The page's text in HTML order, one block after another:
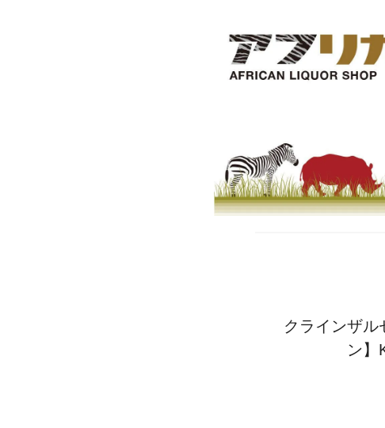
クラインザル
ン】